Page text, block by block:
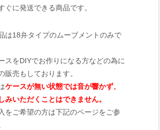
ぐに発送できる商品です。
は18弁タイプのムーブメントのみで
スをDIYでお作りになる方などの為に
販売もしております。
ケースが無い状態では音が響かず、
みいただくことはできません。
をご希望の方は下記のページをご参